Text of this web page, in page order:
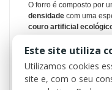
O forro é composto por
densidade com uma
couro artificial
O conjunto de 2 peças
umlençolajustávele
branca.
Meio-Rolo de Apoio
Este site utiliza
Utilizamos cookies
site e, com o seu